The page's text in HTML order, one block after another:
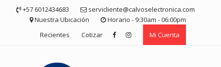
contenido
+57 6012434683
servicliente@calvoselectronica.com
Nuestra Ubicación
Horario - 9:30am - 06:00pm
Recientes
Cotizar Mi Cuenta